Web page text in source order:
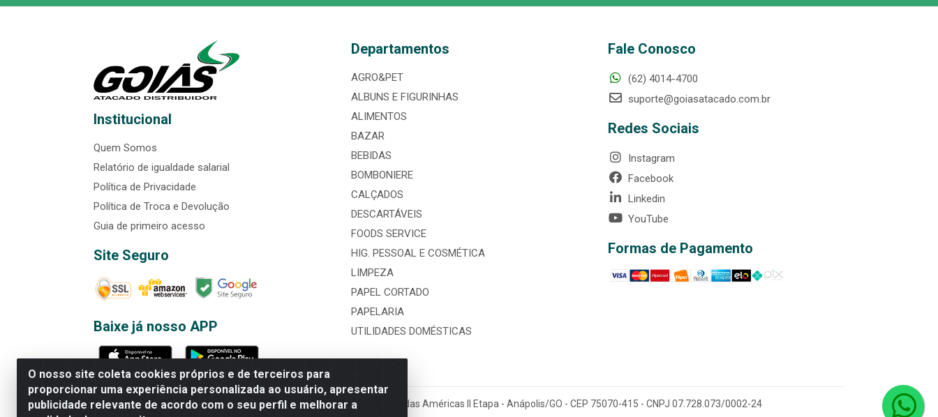
O nosso site coleta cookies próprios e de terceiros para
proporcionar uma experiência personalizada ao usuário, apresentar
publicidade relevante de acordo com o seu perfil e melhorar a
Institucional
Quem Somos
Relatório de igualdade salarial
Política de Privacidade
Política de Troca e Devolução
Guia de primeiro acesso
Site Seguro
Baixe já nosso APP
Departamentos
AGRO&PET
ALBUNS E FIGURINHAS
ALIMENTOS
BAZAR
BEBIDAS
BOMBONIERE
CALÇADOS
DESCARTÁVEIS
FOODS SERVICE
HIG. PESSOAL E COSMÉTICA
LIMPEZA
PAPEL CORTADO
PAPELARIA
UTILIDADES DOMÉSTICAS
Fale Conosco
(62) 4014-4700
suporte@goiasatacado.com.br
Redes Sociais
Instagram
Facebook
Linkedin
YouTube
Formas de Pagamento
Rede Brasil - Avenida Universitária, nº 3860, Jardim das Américas II Etapa - Anápolis/GO - CEP 75070-415 - CNPJ 07.728.073/0002-24